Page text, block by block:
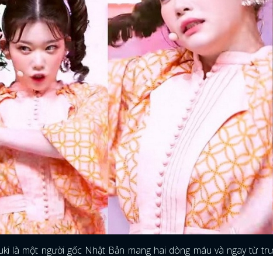
là một người gốc Nhật Bản mang hai dòng máu và ngay từ